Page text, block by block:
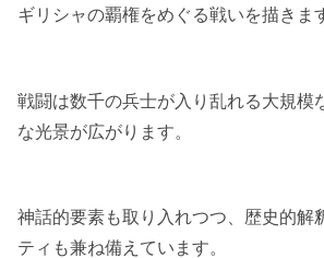
ギリシャの覇権をめぐる戦いを描きま
戦闘は数千の兵士が入り乱れる大規模
な光景が広がります。
神話的要素も取り入れつつ、歴史的解
ティも兼ね備えています。